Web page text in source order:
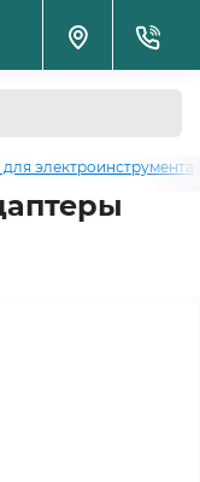
электроинструмента